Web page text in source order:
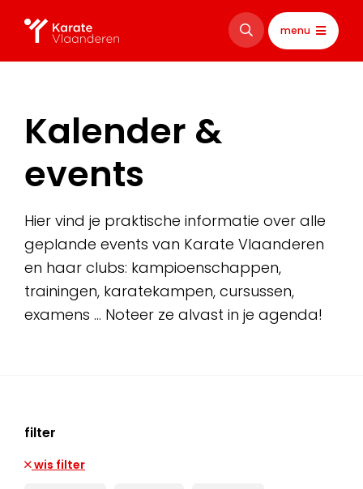
menu
Kalender &
events
Hier vind je praktische informatie over alle
geplande events van Karate Vlaanderen
en haar clubs: kampioenschappen,
trainingen, karatekampen, cursussen,
examens … Noteer ze alvast in je agenda!
filter
wis filter